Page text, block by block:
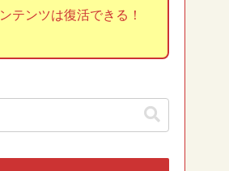
テンツは復活できる！